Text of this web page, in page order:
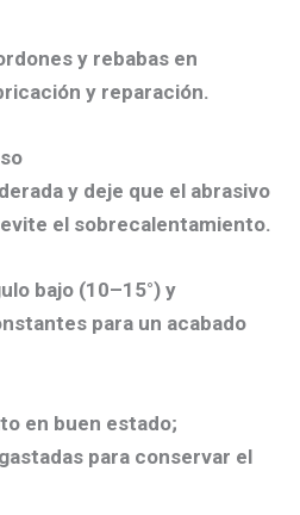
y rebabas en
y reparación.
y deje que el abrasivo
el sobrecalentamiento.
bajo (10–15°) y
para un acabado
en buen estado;
para conservar el